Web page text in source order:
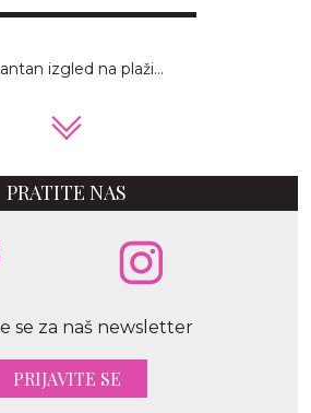
izgled na plaži...
PRATITE NAS
se za naš newsletter
PRIJAVITE SE